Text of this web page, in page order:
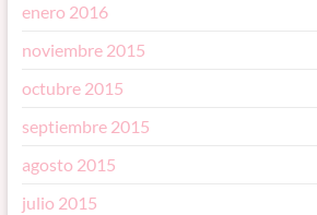
enero 2016
noviembre 2015
octubre 2015
septiembre 2015
agosto 2015
julio 2015